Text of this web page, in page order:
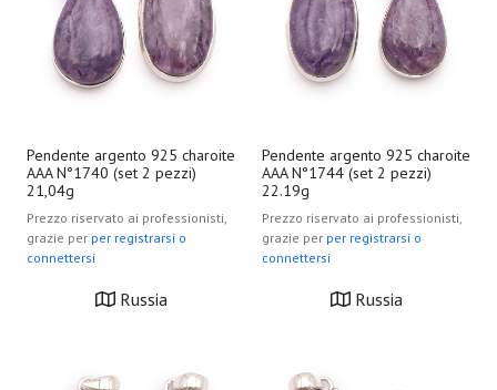
Pendente argento 925 charoite
AAA N°1740 (set 2 pezzi)
21,04g
Prezzo riservato ai professionisti,
grazie per per registrarsi o
connettersi
Russia
Pendente argento 925 charoite
AAA N°1744 (set 2 pezzi)
22.19g
Prezzo riservato ai professionisti,
grazie per per registrarsi o
connettersi
Russia